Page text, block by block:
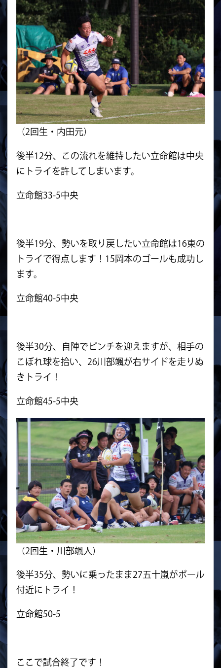
（2回生・内田元）
後半12分、この流れを維持したい立命館は中央
にトライを許してしまいます。
立命館33-5中央
後半19分、勢いを取り戻したい立命館は16東の
トライで得点します！15岡本のゴールも成功し
ます。
立命館40-5中央
後半30分、自陣でピンチを迎えますが、相手の
こぼれ球を拾い、26川部颯が右サイドを走りぬ
きトライ！
立命館45-5中央
（2回生・川部颯人）
後半35分、勢いに乗ったまま27五十嵐がポール
付近にトライ！
立命館50-5
ここで試合終了です！